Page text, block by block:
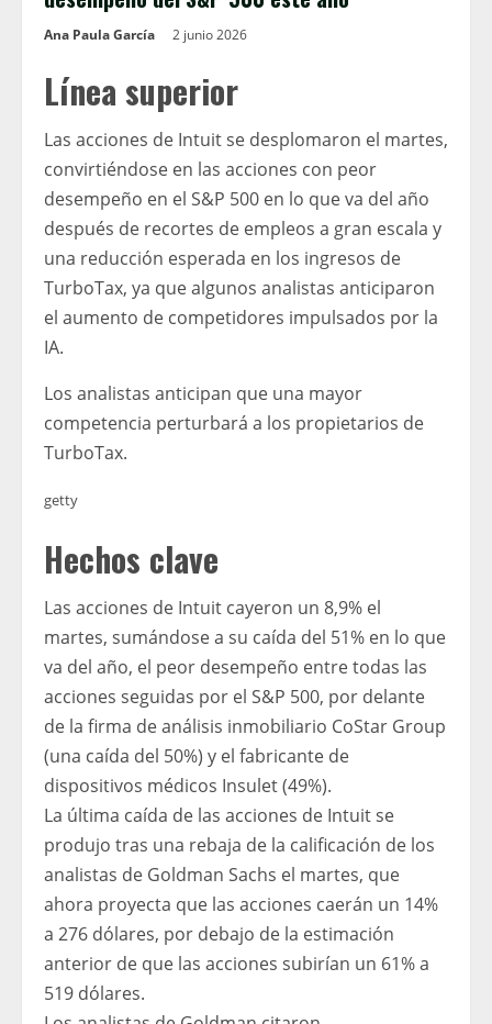
Ana Paula García 2 junio 2026
Línea superior
Las acciones de Intuit se desplomaron el martes,
convirtiéndose en las acciones con peor
desempeño en el S&P 500 en lo que va del año
después de recortes de empleos a gran escala y
una reducción esperada en los ingresos de
TurboTax, ya que algunos analistas anticiparon
el aumento de competidores impulsados ​​por la
IA.
Los analistas anticipan que una mayor
competencia perturbará a los propietarios de
TurboTax.
getty
Hechos clave
Las acciones de Intuit cayeron un 8,9% el
martes, sumándose a su caída del 51% en lo que
va del año, el peor desempeño entre todas las
acciones seguidas por el S&P 500, por delante
de la firma de análisis inmobiliario CoStar Group
(una caída del 50%) y el fabricante de
dispositivos médicos Insulet (49%).
La última caída de las acciones de Intuit se
produjo tras una rebaja de la calificación de los
analistas de Goldman Sachs el martes, que
ahora proyecta que las acciones caerán un 14%
a 276 dólares, por debajo de la estimación
anterior de que las acciones subirían un 61% a
519 dólares.